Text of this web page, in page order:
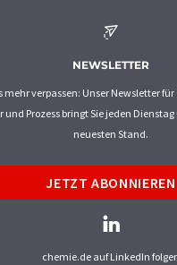
NEWSLETTER
mehr verpassen: Unser Newsletter
und Prozess bringt Sie jeden
neuesten Stand.
JETZT ABONNIEREN
chemie.de auf LinkedIn